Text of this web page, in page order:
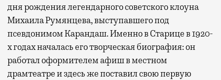
дня рождения легендарного советского клоуна
Михаила Румянцева, выступавшего под
псевдонимом Карандаш. Именно в Старице в 1920-
х годах началась его творческая биография: он
работал оформителем афиш в местном
драмтеатре и здесь же поставил свою первую